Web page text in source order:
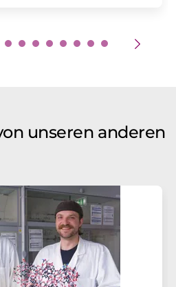
unseren anderen